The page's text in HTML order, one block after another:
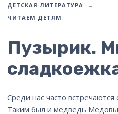
ДЕТСКАЯ ЛИТЕРАТУРА
ЧИТАЕМ ДЕТЯМ
Пузырик.
Среди нас часто встречаются
Таким был и медведь